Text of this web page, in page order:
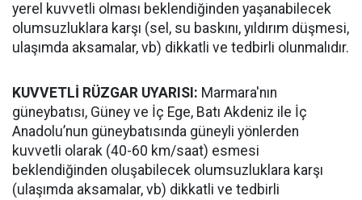
yerel kuvvetli olması beklendiğinden yaşanabilecek
olumsuzluklara karşı (sel, su baskını, yıldırım düşmesi,
ulaşımda aksamalar, vb) dikkatli ve tedbirli olunmalıdır.
KUVVETLİ RÜZGAR UYARISI: Marmara'nın
güneybatısı, Güney ve İç Ege, Batı Akdeniz ile İç
Anadolu’nun güneybatısında güneyli yönlerden
kuvvetli olarak (40-60 km/saat) esmesi
beklendiğinden oluşabilecek olumsuzluklara karşı
(ulaşımda aksamalar, vb) dikkatli ve tedbirli